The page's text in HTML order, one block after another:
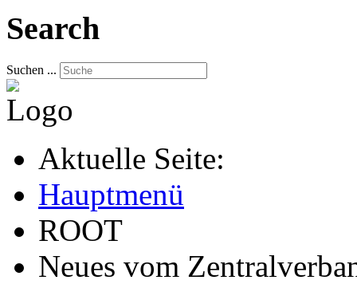
Search
Suchen ...
Aktuelle Seite:
Hauptmenü
ROOT
Neues vom